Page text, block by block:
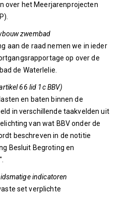
over het Meerjarenprojecten
zwembad
aan de raad nemen we in ieder
op over de
de Waterlelie.
66 lid 1c BBV)
en baten binnen de
in verschillende taakvelden uit
van wat BBV onder de
beschreven in de notitie
Besluit Begroting en
indicatoren
set verplichte